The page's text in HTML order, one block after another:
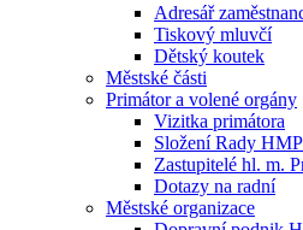
Adresář
Tiskový mluvčí
Dětský koutek
Městské části
Primátor a volené orgány
Vizitka primátora
Složení Rady HMP
Zastupitelé hl. m.
Dotazy na radní
Městské organizace